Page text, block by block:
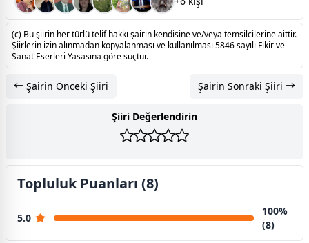
(c) Bu şiirin her türlü telif hakkı şairin kendisine ve/veya temsilcilerine aittir.
Şiirlerin izin alınmadan kopyalanması ve kullanılması 5846 sayılı Fikir ve
Sanat Eserleri Yasasına göre suçtur.
Şairin Önceki Şiiri Şairin Sonraki Şiiri
Şiiri Değerlendirin
Topluluk Puanları (8)
5.0
100%
(8)